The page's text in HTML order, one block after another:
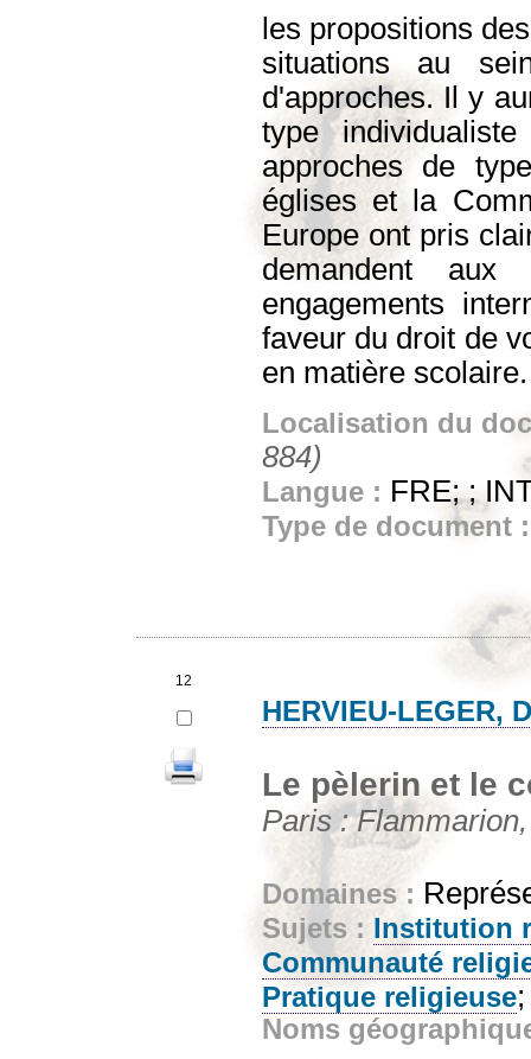
les propositions
situations au
d'approches. Il y
type
approches de
églises et la
Europe ont pris
demandent
engagements
faveur du droit de
en matière scolaire.
Localisation du
884)
Langue : FRE; ;
Type de document
12
HERVIEU-LEGER,
Le pèlerin et le
Paris :
Domaines :
Sujets : Institution
Communauté
Pratique religieuse
Noms